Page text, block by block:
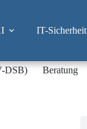
IT-Sicherheit
DSB) Beratung